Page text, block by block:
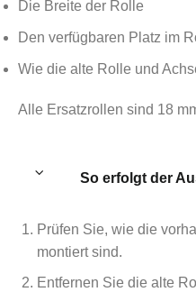
Die Breite der Rolle
Den verfügbaren Platz im
Wie die alte Rolle und
Alle Ersatzrollen sind 18
So erfolgt der
Prüfen Sie, wie die
montiert sind.
Entfernen Sie die alte